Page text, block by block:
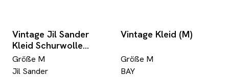
Vintage Jil Sander
Kleid Schurwolle
Made In West
Germany Rot (38) M-L
Größe M
Jil Sander
Vintage Kleid (M)
Größe M
BAY